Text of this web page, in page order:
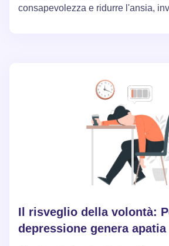
consapevolezza e ridurre l'ansia,
Il risveglio della volontà:
depressione genera apatia